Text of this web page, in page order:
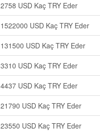
2758 USD Kaç TRY Eder
1522000 USD Kaç TRY Eder
131500 USD Kaç TRY Eder
3310 USD Kaç TRY Eder
4437 USD Kaç TRY Eder
21790 USD Kaç TRY Eder
23550 USD Kaç TRY Eder